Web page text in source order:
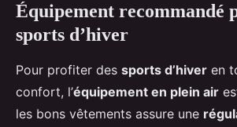
Équipement recommandé
sports d’hiver
Pour profiter des sports d’hiver en
confort, l’équipement en plein air
les bons vêtements assure une